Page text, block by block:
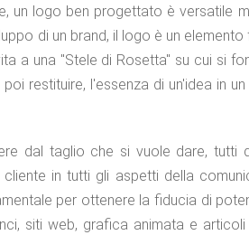
un logo ben progettato è versatile
di un brand, il logo è un
a una "Stele di Rosetta" su cui si
restituire, l'essenza di un'idea in
dal taglio che si vuole dare, tutti
in tutti gli aspetti della
per ottenere la fiducia di
siti web, grafica animata e